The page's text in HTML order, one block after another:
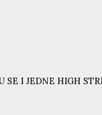
SE I JEDNE HIGH